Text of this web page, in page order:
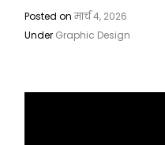
Posted onमार्च 4, 2026
Under Graphic Design